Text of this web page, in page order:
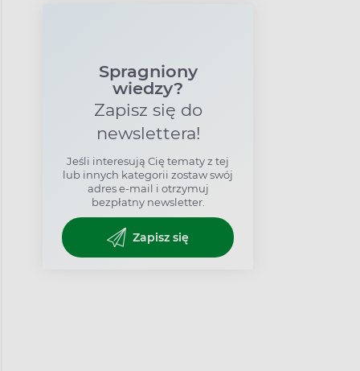
Spragniony
wiedzy?
Zapisz się do
newslettera!
Jeśli interesują Cię tematy z tej
lub innych kategorii zostaw swój
adres e-mail i otrzymuj
bezpłatny newsletter.
Zapisz się